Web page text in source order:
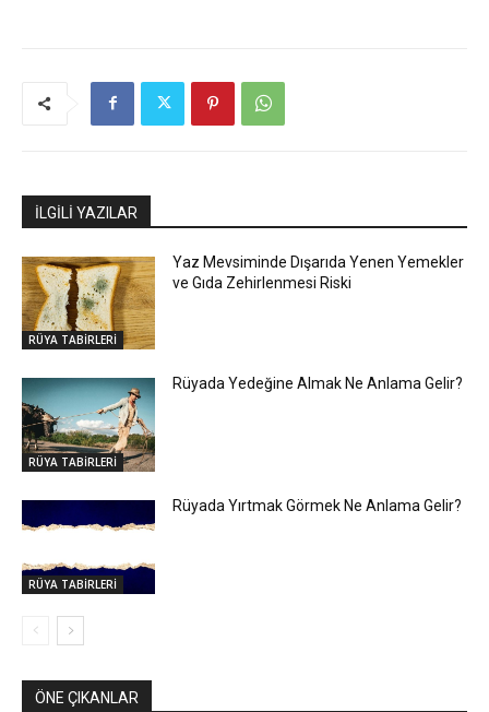
İLGİLİ YAZILAR
RÜYA TABİRLERİ
Yaz Mevsiminde Dışarıda Yenen Yemekler
ve Gıda Zehirlenmesi Riski
RÜYA TABİRLERİ
Rüyada Yedeğine Almak Ne Anlama Gelir?
RÜYA TABİRLERİ
Rüyada Yırtmak Görmek Ne Anlama Gelir?
ÖNE ÇIKANLAR